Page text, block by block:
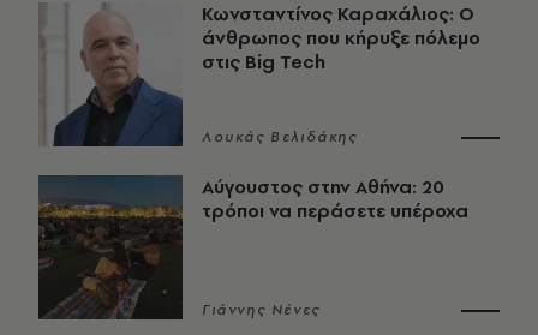
Κωνσταντίνος Καραχάλιος: Ο
άνθρωπος που κήρυξε πόλεμο
στις Big Tech
Λουκάς Βελιδάκης
Αύγουστος στην Αθήνα: 20
τρόποι να περάσετε υπέροχα
Γιάννης Νένες